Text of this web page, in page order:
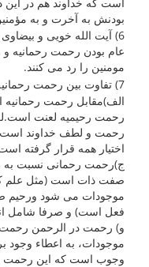
بودنش به آخرت و به
6) آیت الله خویی و
عام بودن رحمت رحمانیه
مومنین را رد می کنند.
7) تفاوت بین رحمت رحمانیه و رحیمیه عبارت است:
الف)مقابل رحمت
رحمت رحیمیه لعنت
رحمت و لطف خداوند
اختیار همه قرار گرفته
ج)رحمت رحمانی نسبت به
صفت ذات است (مثل علم
موجودات می شود
فعل است) و صرفا شامل
و) رحمت در الرحمن
موجودات، به اعطاء وجود
وجوب است که این رحمت